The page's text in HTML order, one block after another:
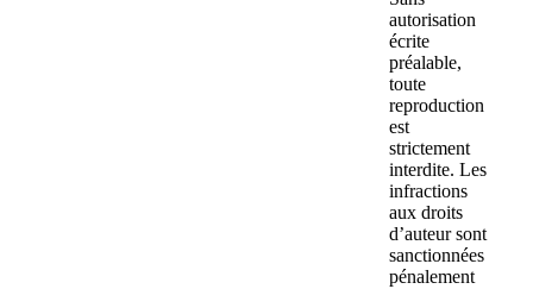
autorisation
écrite
préalable,
toute
reproduction
est
strictement
interdite. Les
infractions
aux droits
d’auteur sont
sanctionnées
pénalement